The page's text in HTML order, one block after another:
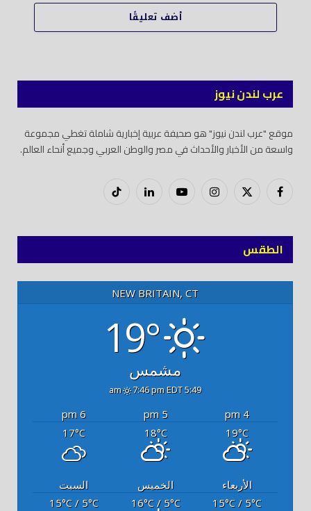
أضف تعليقًا
عرب لندن نيوز
موقع "عرب لندن نيوز" هو صحيفة عربية إخبارية شاملة تغطي مجموعة
واسعة من الأخبار والأحداث في مصر والوطن العربي وجميع أنحاء العالم.
فيسبوكX
إنستغراميوتيوب لينكدود
تيك
الطقس
NEW BRITAIN, CT
19°
مشمس
5:49 am
7:46 pm EDT
4 pm
5 pm
6 pm
19°C
18°C
17°C
الأربعاء الخميس
السبت
15°C / 5°C
16°C/ 5°C
15°C/ 5°C